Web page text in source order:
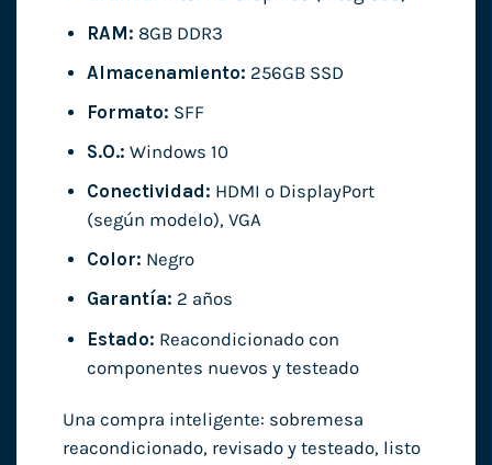
RAM: 8GB DDR3
Almacenamiento: 256GB SSD
Formato: SFF
S.O.: Windows 10
Conectividad: HDMI o DisplayPort
(según modelo), VGA
Color: Negro
Garantía: 2 años
Estado: Reacondicionado con
componentes nuevos y testeado
Una compra inteligente: sobremesa
reacondicionado, revisado y testeado, listo